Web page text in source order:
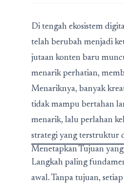
Di tengah ekosistem
telah berubah menjadi
jutaan konten baru
menarik perhatian,
Menariknya, banyak
tidak mampu bertahan
menarik, lalu perlahan
strategi yang terstruktur
Menetapkan Tujuan
Langkah paling
awal. Tanpa tujuan,